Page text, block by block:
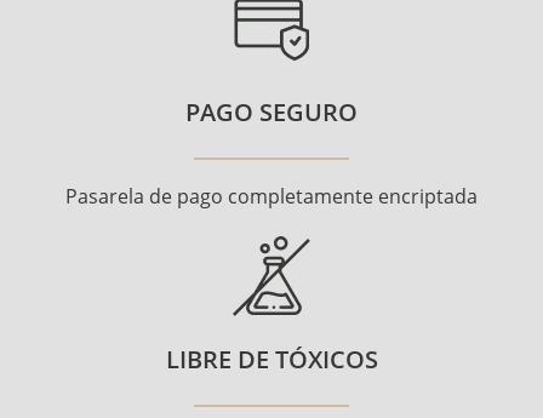
PAGO SEGURO
Pasarela de pago completamente encriptada
LIBRE DE TÓXICOS